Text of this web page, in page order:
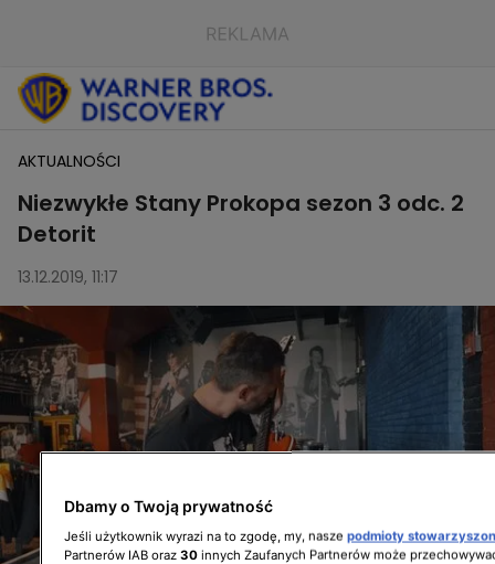
AKTUALNOŚCI
Niezwykłe Stany Prokopa sezon 3 odc. 2
Detorit
13.12.2019, 11:17
Dbamy o Twoją prywatność
Jeśli użytkownik wyrazi na to zgodę, my, nasze podmioty
Partnerów IAB oraz 30 innych Zaufanych Partnerów może